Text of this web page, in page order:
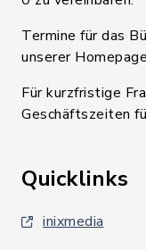
Termine für das
unserer
Für kurzfristige
Geschäftszeiten
Quicklinks
inixmedia